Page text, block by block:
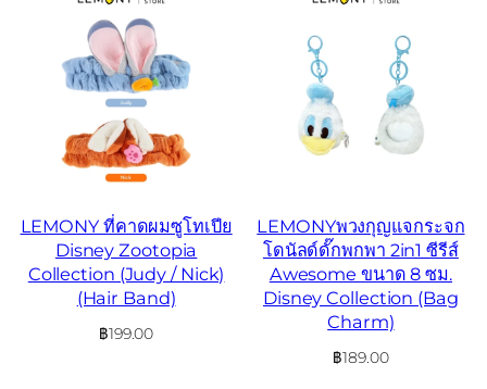
LEMONY ที่คาดผมซูโทเปีย
Disney Zootopia
Collection (Judy / Nick)
(Hair Band)
฿199.00
LEMONYพวงกุญแจกระจก
โดนัลด์ดั๊กพกพา 2in1 ซีรีส์
Awesome ขนาด 8 ซม.
Disney Collection (Bag
Charm)
฿189.00